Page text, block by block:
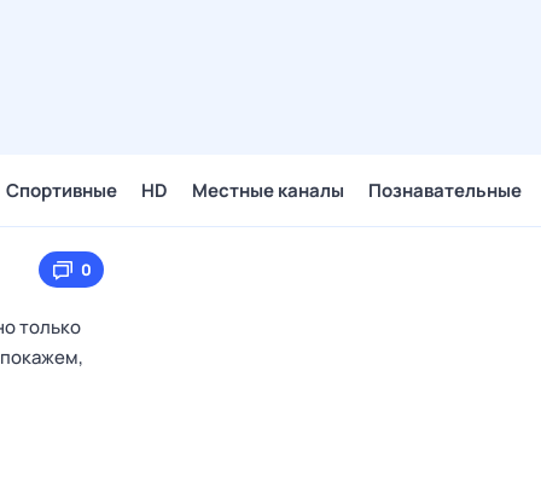
Спортивные HD Местные каналы Познавательные
0
только